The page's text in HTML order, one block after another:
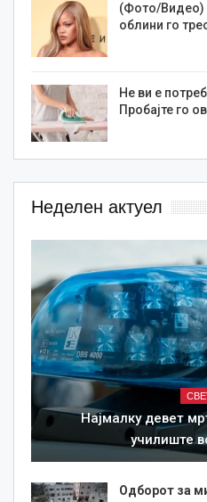
(Фото/Видео)
облини го
Не ви е
Пробајте го
Неделен актуел
Најмалку девет
училиште
Одборот за